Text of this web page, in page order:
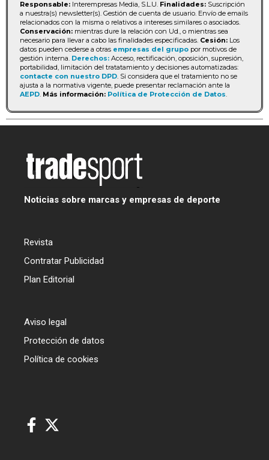
Responsable: Interempresas Media, S.L.U. Finalidades: Suscripción
a nuestra(s) newsletter(s). Gestión de cuenta de usuario. Envío de emails
relacionados con la misma o relativos a intereses similares o asociados.
Conservación: mientras dure la relación con Ud., o mientras sea
necesario para llevar a cabo las finalidades especificadas. Cesión: Los
datos pueden cederse a otras empresas del grupo por motivos de
gestión interna. Derechos: Acceso, rectificación, oposición, supresión,
portabilidad, limitación del tratatamiento y decisiones automatizadas:
contacte con nuestro DPD. Si considera que el tratamiento no se
ajusta a la normativa vigente, puede presentar reclamación ante la
AEPD. Más información: Política de Protección de Datos.
Noticias sobre marcas y empresas de deporte
Revista
Contratar Publicidad
Plan Editorial
Aviso legal
Protección de datos
Política de cookies